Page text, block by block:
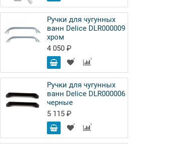
Ручки для чугунных
ванн Delice DLR000009
хром
4 050 ₽
Ручки для чугунных
ванн Delice DLR000006
черные
5 115 ₽